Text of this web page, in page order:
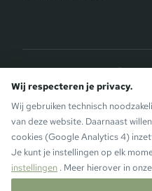
die Monika Aparthotel—
van de
© 2026 Montafon Chalets ·
Wij respecteren je privacy.
Wij gebruiken technisch
van deze website. Daarnaast
cookies (Google Analytics 4)
Je kunt je instellingen op elk
instellingen . Meer hierover in onze